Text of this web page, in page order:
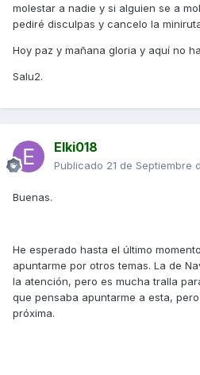
molestar a nadie y si alguien se a
pediré disculpas y cancelo la
Hoy paz y mañana gloria y aquí no
Salu2.
Elki018
Publicado 21 de Septiembre
Buenas.
He esperado hasta el último
apuntarme por otros temas. La de
la atención, pero es mucha tralla
que pensaba apuntarme a esta,
próxima.